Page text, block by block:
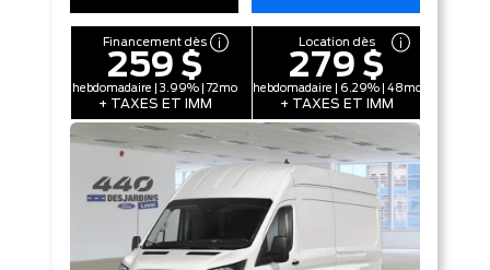
Financement dès
259 $
hebdomadaire | 3.99% | 72mo
+ TAXES ET IMM
Location dès
279 $
hebdomadaire | 6.29% | 48mo
+ TAXES ET IMM